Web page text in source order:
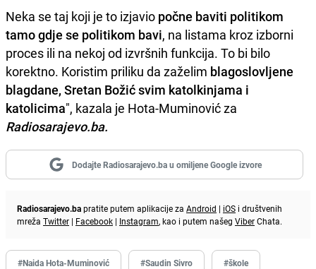
Neka se taj koji je to izjavio počne baviti politikom
tamo gdje se politikom bavi, na listama kroz izborni
proces ili na nekoj od izvršnih funkcija. To bi bilo
korektno. Koristim priliku da zaželim blagoslovljene
blagdane, Sretan Božić svim katolkinjama i
katolicima", kazala je Hota-Muminović za
Radiosarajevo.ba.
Dodajte Radiosarajevo.ba u omiljene Google izvore
Radiosarajevo.bapratite putem aplikacije za Android | iOS i društvenih
mreža Twitter | Facebook | Instagram, kao i putem našeg ViberChata.
#Naida Hota-Muminović #Saudin Sivro #škole